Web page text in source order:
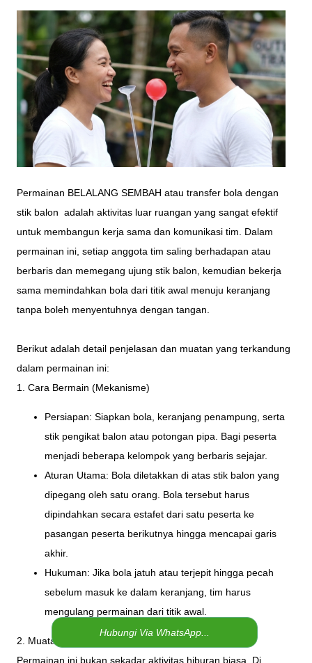
Permainan BELALANG SEMBAH atau transfer bola dengan
stik balon adalah aktivitas luar ruangan yang sangat efektif
untuk membangun kerja sama dan komunikasi tim. Dalam
permainan ini, setiap anggota tim saling berhadapan atau
berbaris dan memegang ujung stik balon, kemudian bekerja
sama memindahkan bola dari titik awal menuju keranjang
tanpa boleh menyentuhnya dengan tangan.
Berikut adalah detail penjelasan dan muatan yang terkandung
dalam permainan ini:
1. Cara Bermain (Mekanisme)
Persiapan: Siapkan bola, keranjang penampung, serta
stik pengikat balon atau potongan pipa. Bagi peserta
menjadi beberapa kelompok yang berbaris sejajar.
Aturan Utama: Bola diletakkan di atas stik balon yang
dipegang oleh satu orang. Bola tersebut harus
dipindahkan secara estafet dari satu peserta ke
pasangan peserta berikutnya hingga mencapai garis
akhir.
Hukuman: Jika bola jatuh atau terjepit hingga pecah
sebelum masuk ke dalam keranjang, tim harus
mengulang permainan dari titik awal.
2. Muatan Nilai dan Pembelajaran (Team Building)
Permainan ini bukan sekadar aktivitas hiburan biasa. Di
Hubungi Via WhatsApp...